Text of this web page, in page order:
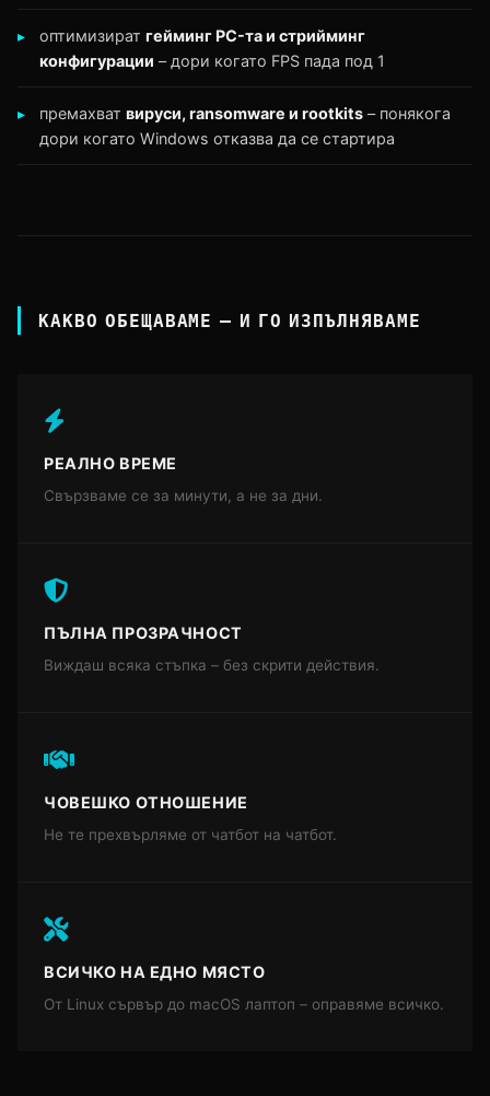
оптимизират гейминг PC-та и стрийминг
конфигурации – дори когато FPS пада под 1
премахват вируси, ransomware и rootkits – понякога
дори когато Windows отказва да се стартира
КАКВО ОБЕЩАВАМЕ – И ГО ИЗПЪЛНЯВАМЕ
РЕАЛНО ВРЕМЕ
Свързваме се за минути, а не за дни.
ПЪЛНА ПРОЗРАЧНОСТ
Виждаш всяка стъпка – без скрити действия.
ЧОВЕШКО ОТНОШЕНИЕ
Не те прехвърляме от чатбот на чатбот.
ВСИЧКО НА ЕДНО МЯСТО
От Linux сървър до macOS лаптоп – оправяме всичко.